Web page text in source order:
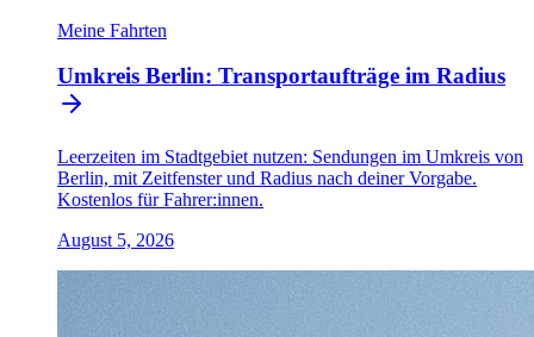
Meine Fahrten
Umkreis Berlin: Transportaufträge im Radius
Leerzeiten im Stadtgebiet nutzen: Sendungen im Umkreis von
Berlin, mit Zeitfenster und Radius nach deiner Vorgabe.
Kostenlos für Fahrer:innen.
August 5, 2026